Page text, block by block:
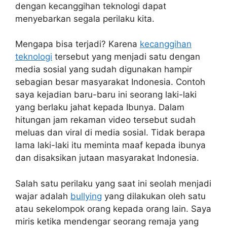
dengan kecanggihan teknologi dapat
menyebarkan segala perilaku kita.
Mengapa bisa terjadi? Karena kecanggihan
teknologi tersebut yang menjadi satu dengan
media sosial yang sudah digunakan hampir
sebagian besar masyarakat Indonesia. Contoh
saya kejadian baru-baru ini seorang laki-laki
yang berlaku jahat kepada Ibunya. Dalam
hitungan jam rekaman video tersebut sudah
meluas dan viral di media sosial. Tidak berapa
lama laki-laki itu meminta maaf kepada ibunya
dan disaksikan jutaan masyarakat Indonesia.
Salah satu perilaku yang saat ini seolah menjadi
wajar adalah bullying yang dilakukan oleh satu
atau sekelompok orang kepada orang lain. Saya
miris ketika mendengar seorang remaja yang